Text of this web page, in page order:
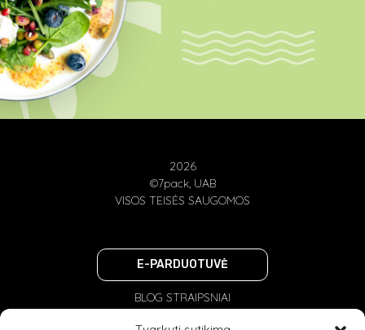
2026
©7pack, UAB
VISOS TEISĖS SAUGOMOS
E-PARDUOTUVĖ
BLOG STRAIPSNIAI
PRIVATUMO POLITIKA